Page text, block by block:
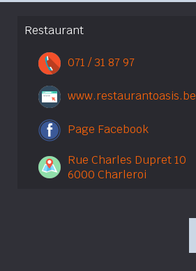
Restaurant
071 / 31 87 97
www.restaurantoasis.be
Page Facebook
Rue Charles Dupret 10
6000 Charleroi